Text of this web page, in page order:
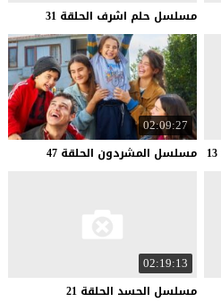
مسلسل حلم اشرف الحلقة 31
13
02:09:27
مسلسل المشردون الحلقة 47
02:19:13
مسلسل الحسد الحلقة 21